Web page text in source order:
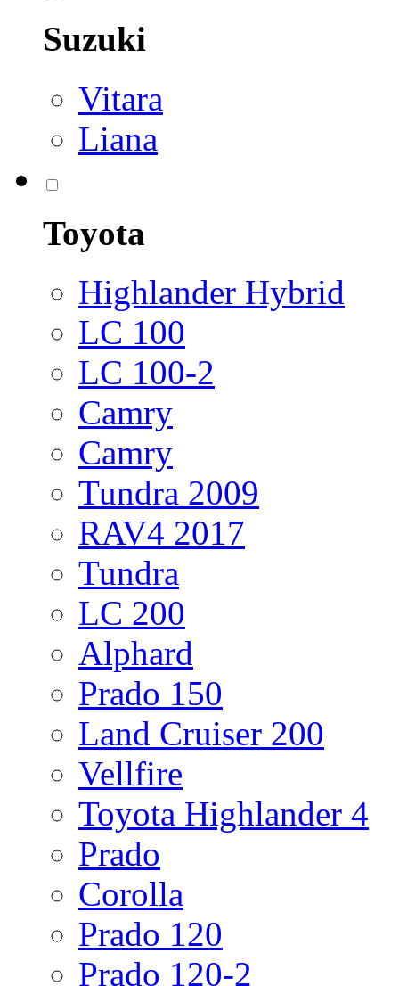
Suzuki
Vitara
Liana
Toyota
Highlander Hybrid
LC 100
LC 100-2
Camry
Camry
Tundra 2009
RAV4 2017
Tundra
LC 200
Alphard
Prado 150
Land Cruiser 200
Vellfire
Toyota Highlander 4
Prado
Corolla
Prado 120
Prado 120-2